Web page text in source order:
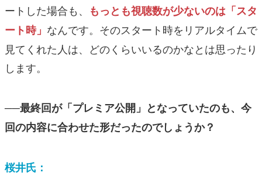
ートした場合も、
もっとも視聴数が少ないのは「スタ
ート時」 なんです。そのスタート時をリアルタイムで
見てくれた人は、どのくらいいるのかなとは思ったり
します。
──最終回が「プレミア公開」となっていたのも、今
回の内容に合わせた形だったのでしょうか？
桜井氏：